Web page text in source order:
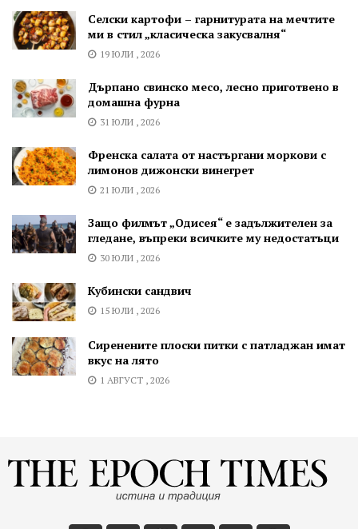
Селски картофи – гарнитурата на мечтите
ми в стил „класическа закусвалня“
19 ЮЛИ , 2026
Дърпано свинско месо, лесно приготвено в
домашна фурна
31 ЮЛИ , 2026
Френска салата от настъргани моркови с
лимонов дижонски винегрет
21 ЮЛИ , 2026
Защо филмът „Одисея“ е задължителен за
гледане, въпреки всичките му недостатъци
30 ЮЛИ , 2026
Кубински сандвич
15 ЮЛИ , 2026
Сиренените плоски питки с патладжан имат
вкус на лято
1 АВГУСТ , 2026